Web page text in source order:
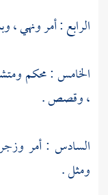
الرابع : أمر ونهي ،
الخامس : محكم
، وقصص .
السادس : أمر
ومثل .